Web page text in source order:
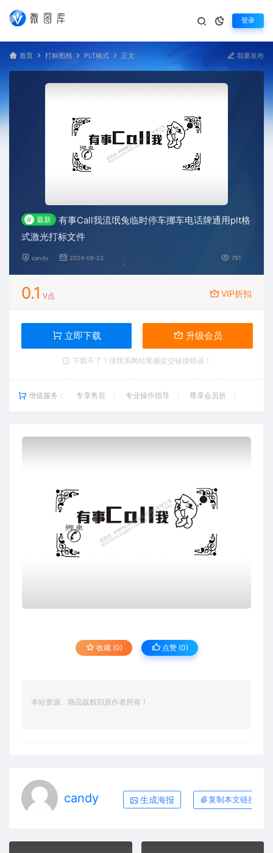
登录
首页 打标图档 PLT格式 正文 我要发布
# 最新
有事Call我流氓兔临时停车挪车电话牌通用plt格
式激光打标文件
candy 2024-06-23 791
0.1 V点 VIP折扣
立即下载 升级会员
下载不了？请联系网站客服提交链接错误！
增值服务： 专享售后 专业操作指导 尊享会员折
收藏 (0) 点赞 (0)
本站资源、商品版权归原作者所有！
candy 生成海报 复制本文链接